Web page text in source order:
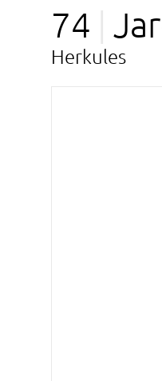
74
Herkules